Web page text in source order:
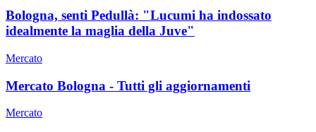
Bologna, senti Pedullà: "Lucumi ha indossato
idealmente la maglia della Juve"
Mercato
Mercato Bologna - Tutti gli aggiornamenti
Mercato